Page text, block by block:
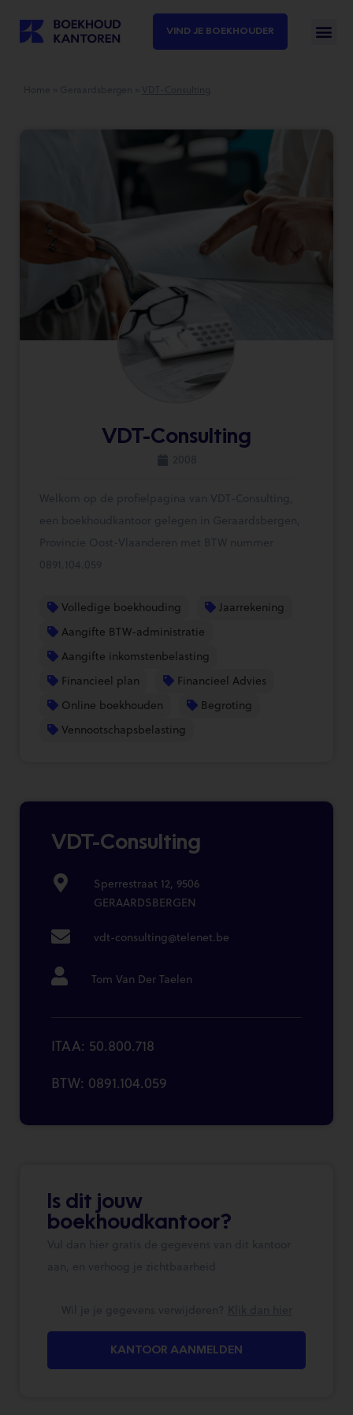
VIND JE BOEKHOUDER
VDT-Consulting
2008
Welkom op de profielpagina van VDT-Consulting,
een boekhoudkantoor gelegen in Geraardsbergen,
Provincie Oost-Vlaanderen met BTW nummer
0891.104.059
Volledige boekhouding
Jaarrekening
Aangifte BTW-administratie
Aangifte inkomstenbelasting
Financieel plan
Financieel Advies
Online boekhouden
Begroting
Vennootschapsbelasting
VDT-Consulting
Sperrestraat 12, 9506
GERAARDSBERGEN
vdt-consulting@telenet.be
Tom Van Der Taelen
ITAA: 50.800.718
BTW: 0891.104.059
Is dit jouw
boekhoudkantoor?
Vul dan hier gratis de gegevens van dit kantoor
aan, en verhoog je zichtbaarheid
Wil je je gegevens verwijderen? Klik dan hier
KANTOOR AANMELDEN